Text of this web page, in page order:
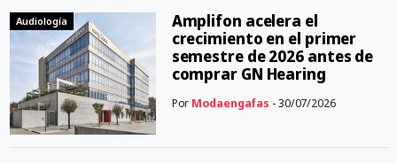
Audiología
Amplifon acelera el
crecimiento en el primer
semestre de 2026 antes de
comprar GN Hearing
Por Modaengafas - 30/07/2026